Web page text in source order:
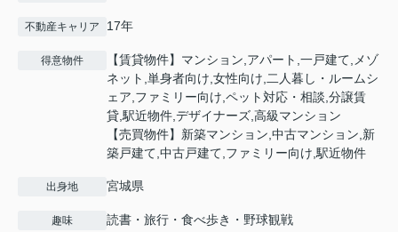
不動産キャリア 17年
得意物件
【賃貸物件】マンション,アパート,一戸建て,メゾ
ネット,単身者向け,女性向け,二人暮し・ルームシ
ェア,ファミリー向け,ペット対応・相談,分譲賃
貸,駅近物件,デザイナーズ,高級マンション
【売買物件】新築マンション,中古マンション,新
築戸建て,中古戸建て,ファミリー向け,駅近物件
出身地 宮城県
趣味 読書・旅行・食べ歩き・野球観戦